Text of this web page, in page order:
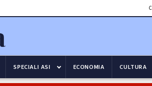
SPECIALI ASI ECONOMIA CULTURA